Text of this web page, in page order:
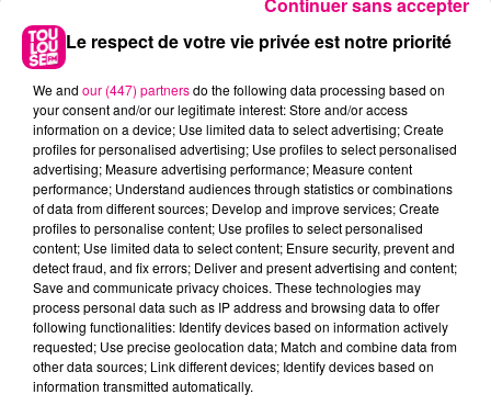
22 juillet 2026
Toulouse : circulation perturbée dans le
secteur François Verdier...
Le respect de votre vie privée est notre priorité
We and our (447) partnersdo the following data processing based on
your consent and/or our legitimate interest: Store and/or access
information on a device; Use limited data to select advertising; Create
profiles for personalised advertising; Use profiles to select personalised
advertising; Measure advertising performance; Measure content
performance; Understand audiences through statistics or combinations
of data from different sources; Develop and improve services; Create
profiles to personalise content; Use profiles to select personalised
content; Use limited data to select content; Ensure security, prevent and
detect fraud, and fix errors; Deliver and present advertising and content;
Save and communicate privacy choices. These technologies may
process personal data such as IP address and browsing data to offer
following functionalities: Identify devices based on information actively
requested; Use precise geolocation data; Match and combine data from
other data sources; Link different devices; Identify devices based on
information transmitted automatically.